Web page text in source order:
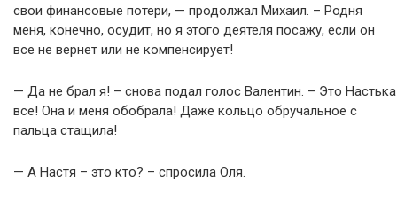
свои финансовые потери, — продолжал Михаил. – Родня
меня, конечно, осудит, но я этого деятеля посажу, если он
все не вернет или не компенсирует!
— Да не брал я! – снова подал голос Валентин. – Это Настька
все! Она и меня обобрала! Даже кольцо обручальное с
пальца стащила!
— А Настя – это кто? – спросила Оля.